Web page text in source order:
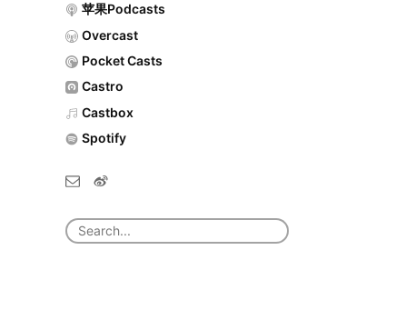
苹果Podcasts
Overcast
Pocket Casts
Castro
Castbox
Spotify